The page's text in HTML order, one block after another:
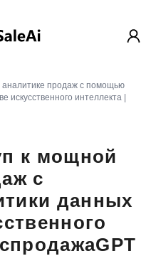
аналитике продаж с помощью
искусственного интеллекта |
к мощной
с
данных